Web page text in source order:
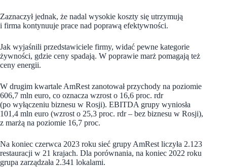
Zaznaczył jednak, że nadal wysokie koszty się utrzymują
i firma kontynuuje prace nad poprawą efektywności.
Jak wyjaśnili przedstawiciele firmy, widać pewne kategorie
żywności, gdzie ceny spadają. W poprawie marż pomagają też
ceny energii.
W drugim kwartale AmRest zanotował przychody na poziomie
606,7 mln euro, co oznacza wzrost o 16,6 proc. rdr
(po wyłączeniu biznesu w Rosji). EBITDA grupy wyniosła
101,4 mln euro (wzrost o 25,3 proc. rdr – bez biznesu w Rosji),
z marżą na poziomie 16,7 proc.
Na koniec czerwca 2023 roku sieć grupy AmRest liczyła 2.123
restauracji w 21 krajach. Dla porównania, na koniec 2022 roku
grupa zarządzała 2.341 lokalami.